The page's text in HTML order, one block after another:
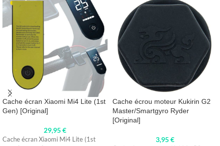
Cache écran Xiaomi Mi4 Lite (1st
Gen) [Original]
29,95€
Cache écran Xiaomi Mi4 Lite (1st
Cache écrou moteur Kukirin G2
Master/Smartgyro Ryder
[Original]
3,95€